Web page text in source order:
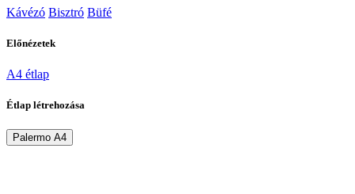
Kávézó Bisztró Büfé
Előnézetek
A4 étlap
Étlap létrehozása
Palermo A4